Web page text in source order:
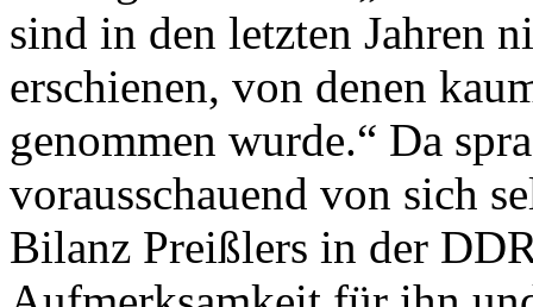
sind in den letzten Jahren
erschienen, von denen
genommen wurde.“ Da
vorausschauend von sich
Bilanz Preißlers in der